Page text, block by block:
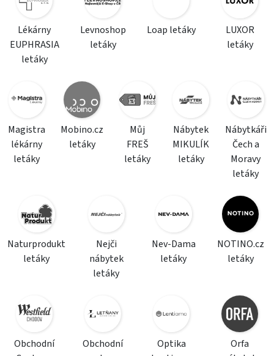
Lékárny
EUPHRASIA
letáky
Levnoshop
letáky
Loap letáky
LUXOR
letáky
Magistra
lékárny
letáky
Mobino.cz
letáky
Můj
FREŠ
letáky
Nábytek
MIKULÍK
letáky
Nábytkáři
Čech a
Moravy
letáky
Naturprodukt
letáky
Nejči
nábytek
letáky
Nev-Dama
letáky
NOTINO.cz
letáky
Obchodní
Obchodní
Optika
Orfa